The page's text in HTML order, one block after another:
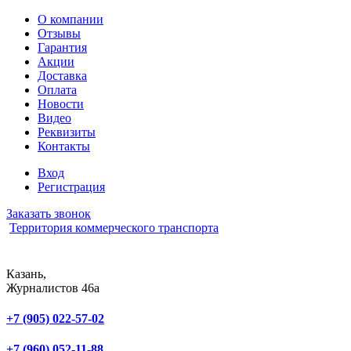
О компании
Отзывы
Гарантия
Акции
Доставка
Оплата
Новости
Видео
Реквизиты
Контакты
Вход
Регистрация
Заказать звонок
Территория коммерческого транспорта
Казань,
Журналистов 46а
+7 (905) 022-57-02